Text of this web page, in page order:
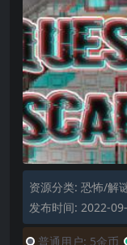
资源分类: 恐怖/解
发布时间: 2022-
普通用户: 5金币